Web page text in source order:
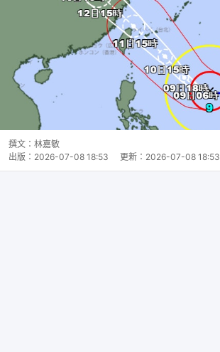
撰文： 林嘉敏
出版： 2026-07-08 18:53 更新： 2026-07-08 18:53